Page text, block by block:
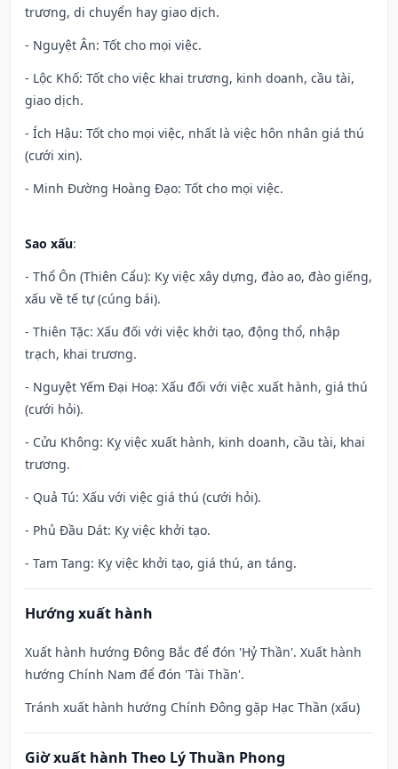
trương, di chuyển hay giao dịch.
- Nguyệt Ân: Tốt cho mọi việc.
- Lộc Khố: Tốt cho việc khai trương, kinh doanh, cầu tài,
giao dịch.
- Ích Hậu: Tốt cho mọi việc, nhất là việc hôn nhân giá thú
(cưới xin).
- Minh Đường Hoàng Đạo: Tốt cho mọi việc.
Sao xấu:
- Thổ Ôn (Thiên Cẩu): Kỵ việc xây dựng, đào ao, đào giếng,
xấu về tế tự (cúng bái).
- Thiên Tặc: Xấu đối với việc khởi tạo, động thổ, nhập
trạch, khai trương.
- Nguyệt Yếm Đại Hoạ: Xấu đối với việc xuất hành, giá thú
(cưới hỏi).
- Cửu Không: Kỵ việc xuất hành, kinh doanh, cầu tài, khai
trương.
- Quả Tú: Xấu với việc giá thú (cưới hỏi).
- Phủ Đầu Dát: Kỵ việc khởi tạo.
- Tam Tang: Kỵ việc khởi tạo, giá thú, an táng.
Hướng xuất hành
Xuất hành hướng Đông Bắc để đón 'Hỷ Thần'. Xuất hành
hướng Chính Nam để đón 'Tài Thần'.
Tránh xuất hành hướng Chính Đông gặp Hạc Thần (xấu)
Giờ xuất hành Theo Lý Thuần Phong